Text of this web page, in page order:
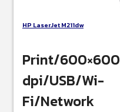
HP LaserJet M211dw
Print/600×600
dpi/USB/Wi-
Fi/Network